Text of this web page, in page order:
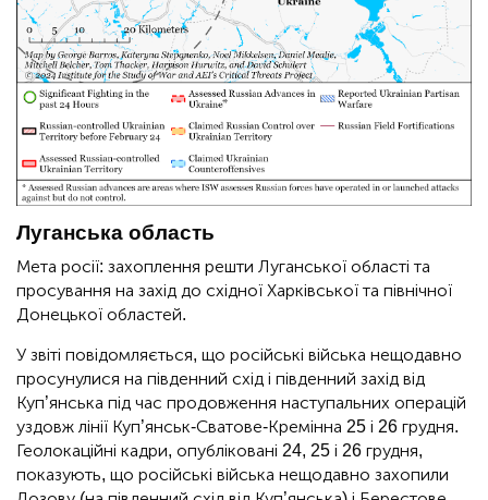
Луганська область
Мета росії: захоплення решти Луганської області та
просування на захід до східної Харківської та північної
Донецької областей.
У звіті повідомляється, що російські війська нещодавно
просунулися на південний схід і південний захід від
Куп’янська під час продовження наступальних операцій
уздовж лінії Куп’янськ-Сватове-Кремінна 25 і 26 грудня.
Геолокаційні кадри, опубліковані 24, 25 і 26 грудня,
показують, що російські війська нещодавно захопили